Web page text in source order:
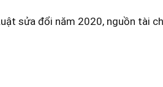
sửa đổi năm 2020, nguồn tài